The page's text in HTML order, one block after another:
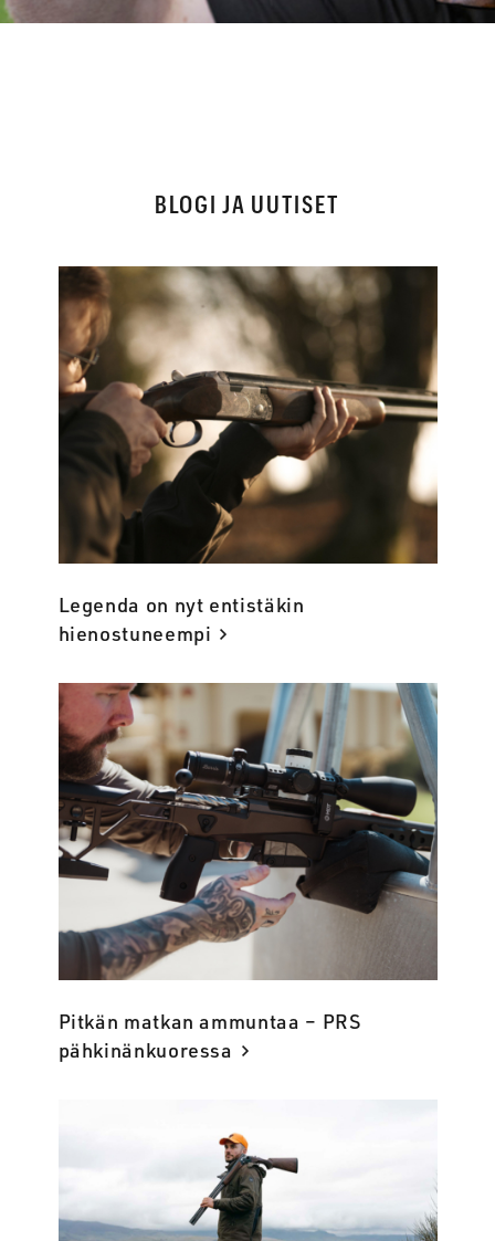
BLOGI JA UUTISET
Legenda on nyt entistäkin
hienostuneempi
Pitkän matkan ammuntaa – PRS
pähkinänkuoressa